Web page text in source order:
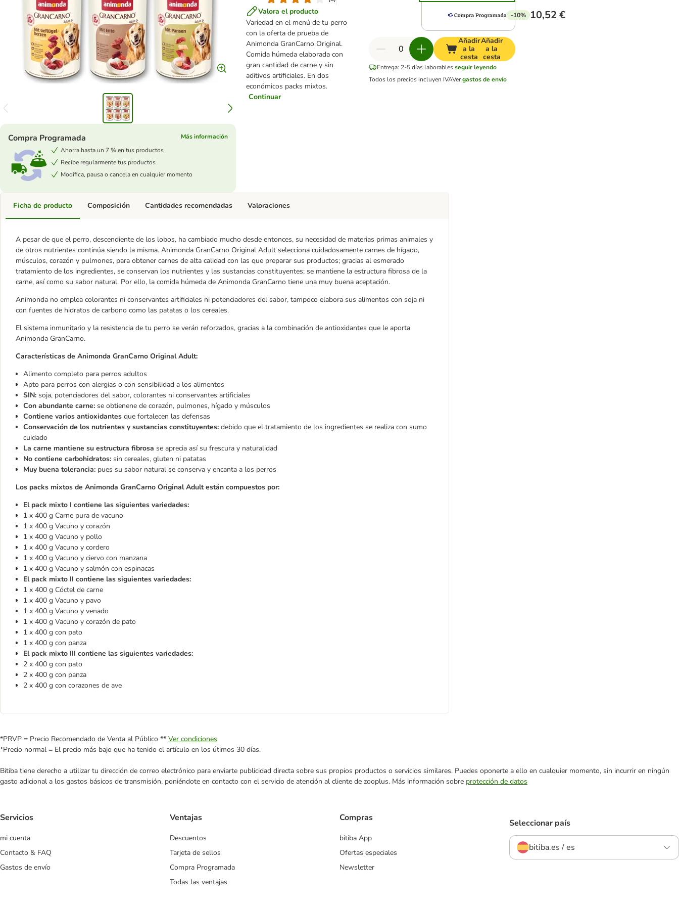
Valora el producto
Variedad en el menú de tu perro
con la oferta de prueba de
Animonda GranCarno Original.
Comida húmeda elaborada con
gran cantidad de carne y sin
aditivos artificiales. En dos
económicos packs mixtos.
Continuar
Compra Programada
Más información
Ahorra hasta un 7 % en tus productos
Recibe regularmente tus productos
Modifica, pausa o cancela en cualquier momento
-10% 10,52 €
Añadir
a la
cesta
Añadir
a la
cesta
Entrega: 2-5 días laborables seguir leyendo
Todos los precios incluyen IVAVergastos de envío
Ficha de producto
A pesar de que el perro, descendiente de los lobos, ha cambiado mucho desde entonces, su necesidad de materias primas animales y
de otros nutrientes continúa siendo la misma. Animonda GranCarno Original Adult selecciona cuidadosamente carnes de hígado,
músculos, corazón y pulmones, para obtener carnes de alta calidad con las que preparar sus productos; gracias al esmerado
tratamiento de los ingredientes, se conservan los nutrientes y las sustancias constituyentes; se mantiene la estructura fibrosa de la
carne, así como su sabor natural. Por ello, la comida húmeda de Animonda GranCarno tiene una muy buena aceptación.
Animonda no emplea colorantes ni conservantes artificiales ni potenciadores del sabor, tampoco elabora sus alimentos con soja ni
con fuentes de hidratos de carbono como las patatas o los cereales.
El sistema inmunitario y la resistencia de tu perro se verán reforzados, gracias a la combinación de antioxidantes que le aporta
Animonda GranCarno.
Características de Animonda GranCarno Original Adult:
Alimento completo para perros adultos
Apto para perros con alergias o con sensibilidad a los alimentos
SIN: soja, potenciadores del sabor, colorantes ni conservantes artificiales
Con abundante carne: se obtienene de corazón, pulmones, hígado y músculos
Contiene varios antioxidantes que fortalecen las defensas
Conservación de los nutrientes y sustancias constituyentes: debido que el tratamiento de los ingredientes se realiza con sumo
cuidado
La carne mantiene su estructura fibrosa se aprecia así su frescura y naturalidad
No contiene carbohidratos: sin cereales, gluten ni patatas
Muy buena tolerancia: pues su sabor natural se conserva y encanta a los perros
Los packs mixtos de Animonda GranCarno Original Adult están compuestos por:
El pack mixto I contiene las siguientes variedades:
1 x 400 g Carne pura de vacuno
1 x 400 g Vacuno y corazón
1 x 400 g Vacuno y pollo
1 x 400 g Vacuno y cordero
1 x 400 g Vacuno y ciervo con manzana
1 x 400 g Vacuno y salmón con espinacas
El pack mixto II contiene las siguientes variedades:
1 x 400 g Cóctel de carne
1 x 400 g Vacuno y pavo
1 x 400 g Vacuno y venado
1 x 400 g Vacuno y corazón de pato
1 x 400 g con pato
1 x 400 g con panza
El pack mixto III contiene las siguientes variedades:
2 x 400 g con pato
2 x 400 g con panza
2 x 400 g con corazones de ave
Composición Cantidades recomendadas Valoraciones
*PRVP = Precio Recomendado de Venta al Público ** Ver condiciones
*Precio normal = El precio más bajo que ha tenido el artículo en los útimos 30 días.
Bitiba tiene derecho a utilizar tu dirección de correo electrónico para enviarte publicidad directa sobre sus propios productos o servicios similares. Puedes oponerte a ello en cualquier momento, sin incurrir en ningún
gasto adicional a los gastos básicos de transmisión, poniéndote en contacto con el servicio de atención al cliente de zooplus. Más información sobre protección de datos
Servicios
mi cuenta
Contacto & FAQ
Gastos de envío
Ventajas
Descuentos
Tarjeta de sellos
Compra Programada
Todas las ventajas
Compras
bitiba App
Ofertas especiales
Newsletter
Seleccionar país
bitiba.es / es